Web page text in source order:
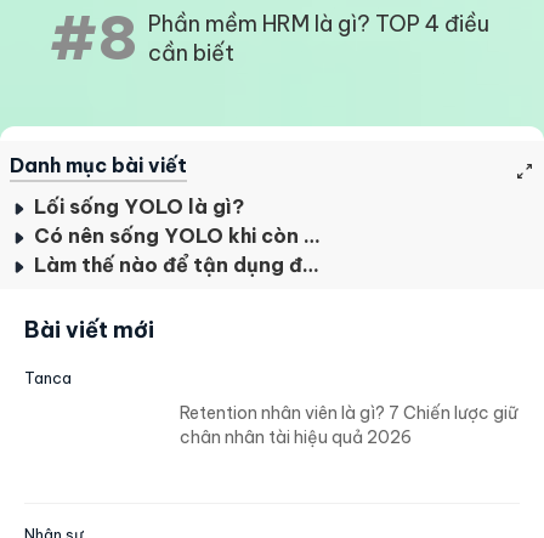
#8 Phần mềm HRM là gì? TOP 4 điều
cần biết
Danh mục bài viết
Lối sống YOLO là gì?
Có nên sống YOLO khi còn trẻ?
Làm thế nào để tận dụng được những điểm mạnh của YOLO?
Bài viết mới
Tanca
Retention nhân viên là gì? 7 Chiến lược giữ
chân nhân tài hiệu quả 2026
Nhân sự